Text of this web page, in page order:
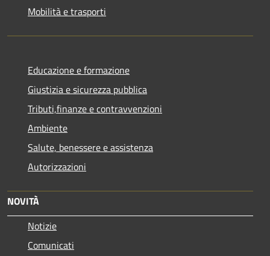
Mobilità e trasporti
Educazione e formazione
Giustizia e sicurezza pubblica
Tributi,finanze e contravvenzioni
Ambiente
Salute, benessere e assistenza
Autorizzazioni
NOVITÀ
Notizie
Comunicati